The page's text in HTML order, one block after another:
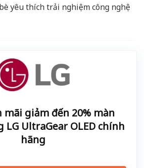
yêu thích trải nghiệm công nghệ
mãi giảm đến 20% màn
LG UltraGear OLED chính
hãng